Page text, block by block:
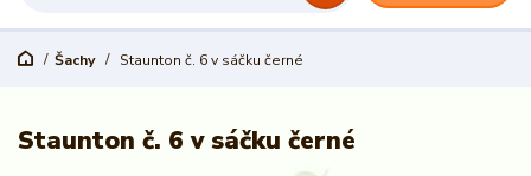
Šachy Staunton č. 6 v sáčku černé
Staunton č. 6 v sáčku černé